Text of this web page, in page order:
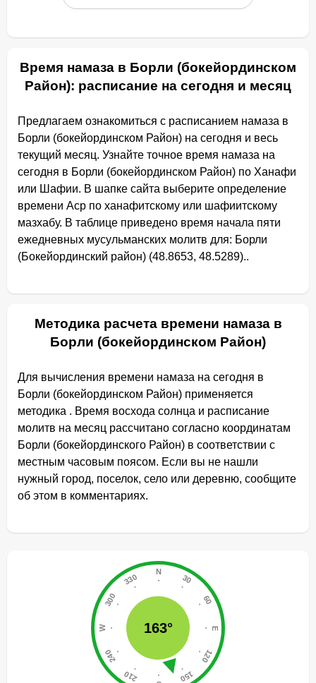
Время намаза в Борли (бокейординском
Район): расписание на сегодня и месяц
Предлагаем ознакомиться с расписанием намаза в
Борли (бокейординском Район) на сегодня и весь
текущий месяц. Узнайте точное время намаза на
сегодня в Борли (бокейординском Район) по Ханафи
или Шафии. В шапке сайта выберите определение
времени Аср по ханафитскому или шафиитскому
мазхабу. В таблице приведено время начала пяти
ежедневных мусульманских молитв для: Борли
(Бокейординский район) (48.8653, 48.5289)..
Методика расчета времени намаза в
Борли (бокейординском Район)
Для вычисления времени намаза на сегодня в
Борли (бокейординском Район) применяется
методика . Время восхода солнца и расписание
молитв на месяц рассчитано согласно координатам
Борли (бокейординского Район) в соответствии с
местным часовым поясом. Если вы не нашли
нужный город, поселок, село или деревню, сообщите
об этом в комментариях.
163°